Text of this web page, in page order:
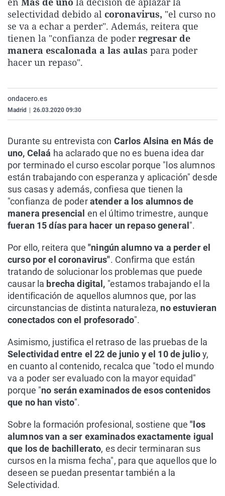
La rosa de los vientos
Gente viajera
Como el perro y el
Caso
Retornados
Equipo de
Extremadura
Galicia
La Rioja
Virales
Televisión
Elecciones
selectividad debido al coronavirus, "el curso no
se va a echar a perder". Además, reitera que
tienen la "confianza de poderregresar de
manera escalonada a las aulas para poder
hacer un repaso".
ondacero.es
Madrid 26.03.2020 09:30
Durante su entrevista con Carlos Alsina en Más de
uno, Celaá ha aclarado que no es buena idea dar
por terminado el curso escolar porque "los alumnos
están trabajando con esperanza y aplicación" desde
sus casas y además, confiesa que tienen la
"confianza de poderatender a los alumnos de
manera presencial en el último trimestre, aunque
fueran 15 días para hacer un repaso general ".
Por ello, reitera que"ningún alumno va a perder el
curso por el coronavirus". Confirma que están
tratando de solucionar los problemas que puede
causar la brecha digital, "estamos trabajando el la
identificación de aquellos alumnos que, por las
circunstancias de distinta naturaleza, no estuvieran
conectados con el profesorado".
Asimismo, justifica el retraso de las pruebas de la
Selectividad entre el 22 de junio y el 10 de julioy,
en cuanto al contenido, recalca que "todo el mundo
va a poder ser evaluado con la mayor equidad"
porque "no serán examinados de esos contenidos
que no han visto".
Sobre la formación profesional, sostiene que "los
alumnos van a ser examinados exactamente igual
que los de bachillerato, es decir terminaran sus
cursos en la misma fecha", para que aquellos que lo
deseen se puedan presentar también a la
Selectividad.